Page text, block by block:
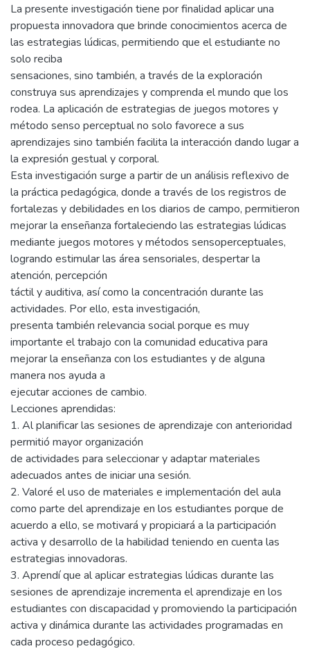
La presente investigación tiene por finalidad aplicar una
propuesta innovadora que brinde conocimientos acerca de
las estrategias lúdicas, permitiendo que el estudiante no
solo reciba
sensaciones, sino también, a través de la exploración
construya sus aprendizajes y comprenda el mundo que los
rodea. La aplicación de estrategias de juegos motores y
método senso perceptual no solo favorece a sus
aprendizajes sino también facilita la interacción dando lugar a
la expresión gestual y corporal.
Esta investigación surge a partir de un análisis reflexivo de
la práctica pedagógica, donde a través de los registros de
fortalezas y debilidades en los diarios de campo, permitieron
mejorar la enseñanza fortaleciendo las estrategias lúdicas
mediante juegos motores y métodos sensoperceptuales,
logrando estimular las área sensoriales, despertar la
atención, percepción
táctil y auditiva, así como la concentración durante las
actividades. Por ello, esta investigación,
presenta también relevancia social porque es muy
importante el trabajo con la comunidad educativa para
mejorar la enseñanza con los estudiantes y de alguna
manera nos ayuda a
ejecutar acciones de cambio.
Lecciones aprendidas:
1. Al planificar las sesiones de aprendizaje con anterioridad
permitió mayor organización
de actividades para seleccionar y adaptar materiales
adecuados antes de iniciar una sesión.
2. Valoré el uso de materiales e implementación del aula
como parte del aprendizaje en los estudiantes porque de
acuerdo a ello, se motivará y propiciará a la participación
activa y desarrollo de la habilidad teniendo en cuenta las
estrategias innovadoras.
3. Aprendí que al aplicar estrategias lúdicas durante las
sesiones de aprendizaje incrementa el aprendizaje en los
estudiantes con discapacidad y promoviendo la participación
activa y dinámica durante las actividades programadas en
cada proceso pedagógico.